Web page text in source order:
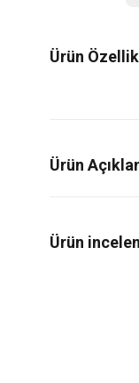
Ürün
Ürün